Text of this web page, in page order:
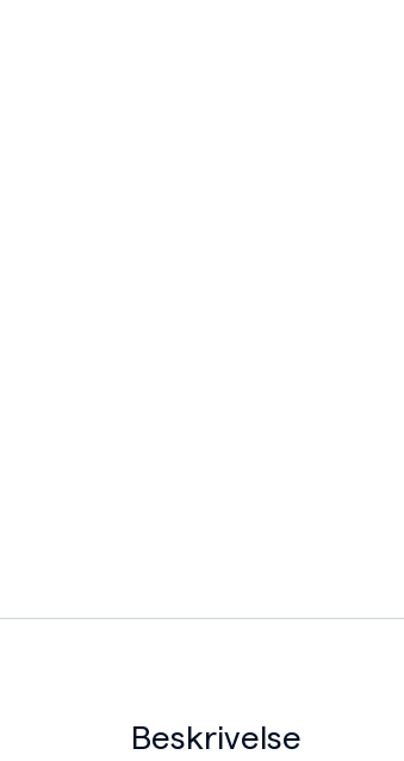
Beskrivelse